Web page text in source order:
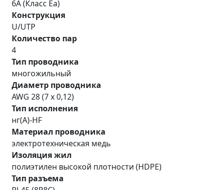
6A (Класс Ea)
Конструкция
U/UTP
Количество пар
4
Тип проводника
многожильный
Диаметр проводника
AWG 28 (7 x 0,12)
Тип исполнения
нг(A)-HF
Материал проводника
электротехническая медь
Изоляция жил
полиэтилен высокой плотности (HDPE)
Тип разъема